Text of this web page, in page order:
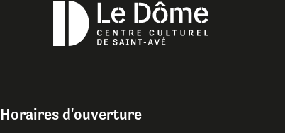
Horaires d'ouverture